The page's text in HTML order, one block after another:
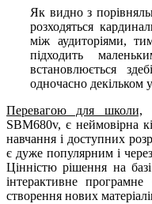
Як видно з
розходяться
між аудиторіями,
підходить
встановлюється
одночасно декільком
Перевагою для школи,
SBM680v, є неймовірна
навчання і доступних
є дуже популярним і
Цінністю рішення на
інтерактивне
створення нових